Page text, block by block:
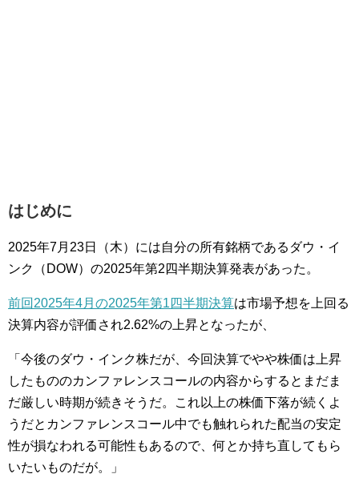
はじめに
2025年7月23日（木）には自分の所有銘柄であるダウ・イ
ンク（DOW）の2025年第2四半期決算発表があった。
前回2025年4月の2025年第1四半期決算は市場予想を上回る
決算内容が評価され2.62%の上昇となったが、
「今後のダウ・インク株だが、今回決算でやや株価は上昇
したもののカンファレンスコールの内容からするとまだま
だ厳しい時期が続きそうだ。これ以上の株価下落が続くよ
うだとカンファレンスコール中でも触れられた配当の安定
性が損なわれる可能性もあるので、何とか持ち直してもら
いたいものだが。」